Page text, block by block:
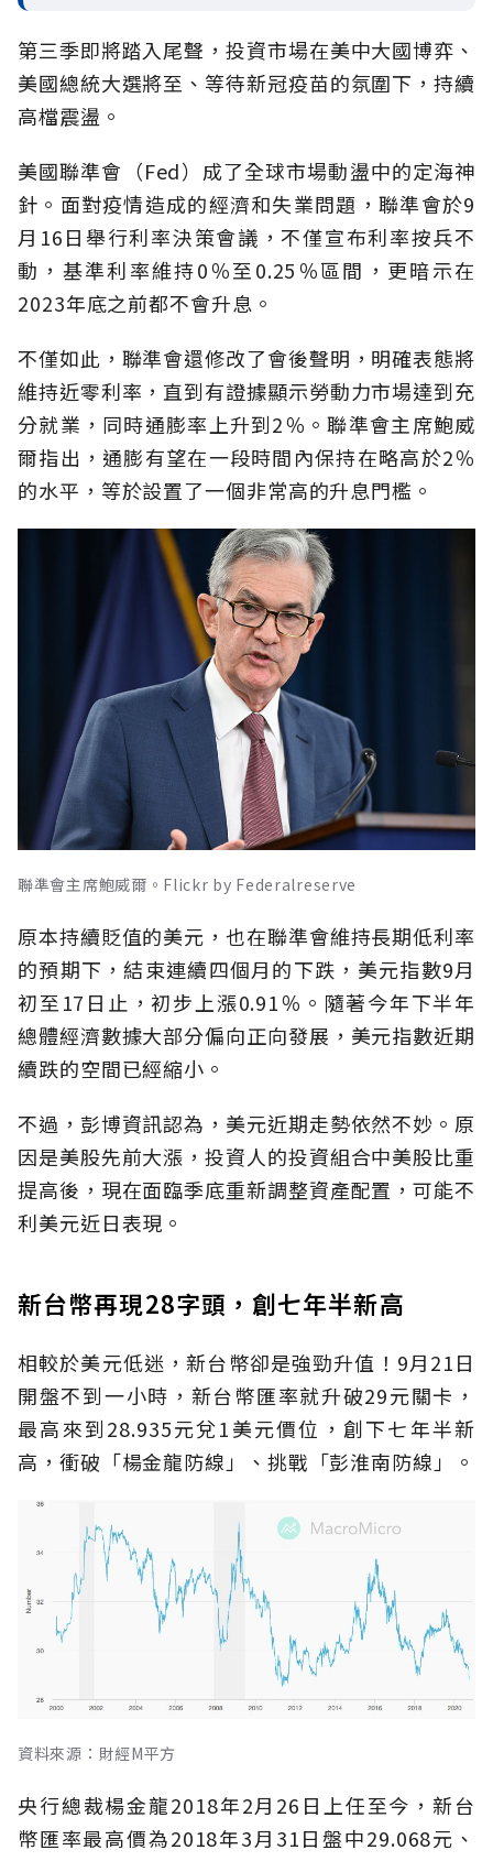
第三季即將踏入尾聲，投資市場在美中大國博弈、
美國總統大選將至、等待新冠疫苗的氛圍下，持續
高檔震盪。
美國聯準會（Fed）成了全球市場動盪中的定海神
針。面對疫情造成的經濟和失業問題，聯準會於9
月16日舉行利率決策會議，不僅宣布利率按兵不
動，基準利率維持0％至0.25％區間，更暗示在
2023年底之前都不會升息。
不僅如此，聯準會還修改了會後聲明，明確表態將
維持近零利率，直到有證據顯示勞動力市場達到充
分就業，同時通膨率上升到2％。聯準會主席鮑威
爾指出，通膨有望在一段時間內保持在略高於2％
的水平，等於設置了一個非常高的升息門檻。
聯準會主席鮑威爾。Flickr by Federalreserve
原本持續貶值的美元，也在聯準會維持長期低利率
的預期下，結束連續四個月的下跌，美元指數9月
初至17日止，初步上漲0.91％。隨著今年下半年
總體經濟數據大部分偏向正向發展，美元指數近期
續跌的空間已經縮小。
不過，彭博資訊認為，美元近期走勢依然不妙。原
因是美股先前大漲，投資人的投資組合中美股比重
提高後，現在面臨季底重新調整資產配置，可能不
利美元近日表現。
新台幣再現28字頭，創七年半新高
相較於美元低迷，新台幣卻是強勁升值！9月21日
開盤不到一小時，新台幣匯率就升破29元關卡，
最高來到28.935元兌1美元價位，創下七年半新
高，衝破「楊金龍防線」、挑戰「彭淮南防線」。
資料來源：財經M平方
央行總裁楊金龍2018年2月26日上任至今，新台
幣匯率最高價為2018年3月31日盤中29.068元、